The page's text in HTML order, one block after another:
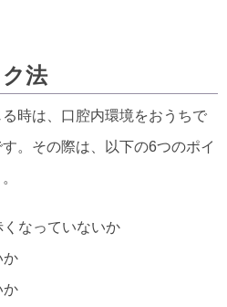
法
時は、口腔内環境をおうちで
。その際は、以下の6つのポイ
なっていないか
か
か